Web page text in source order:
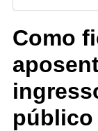
Como
público